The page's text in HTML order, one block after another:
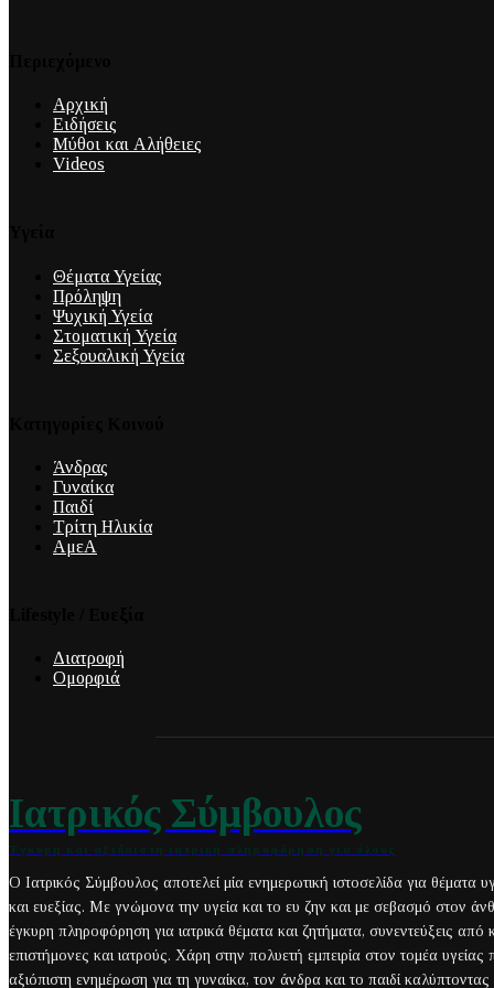
Αρχική
Ειδήσεις
Μύθοι και Αλήθειες
Videos
Θέματα Υγείας
Πρόληψη
Ψυχική Υγεία
Στοματική Υγεία
Σεξουαλική Υγεία
Άνδρας
Γυναίκα
Παιδί
Τρίτη Ηλικία
ΑμεΑ
Διατροφή
Ομορφιά
Ιατρικός Σύμβουλος
Ο Ιατρικός Σύμβουλος αποτελεί μία ενημερωτική ιστοσελίδα για θέματα
και ευεξίας. Με γνώμονα την υγεία και το ευ ζην και με σεβασμό στον
έγκυρη πληροφόρηση για ιατρικά θέματα και ζητήματα, συνεντεύξεις από
επιστήμονες και ιατρούς. Χάρη στην πολυετή εμπειρία στον τομέα υγείας
αξιόπιστη ενημέρωση για τη γυναίκα, τον άνδρα και το παιδί καλύπτοντας